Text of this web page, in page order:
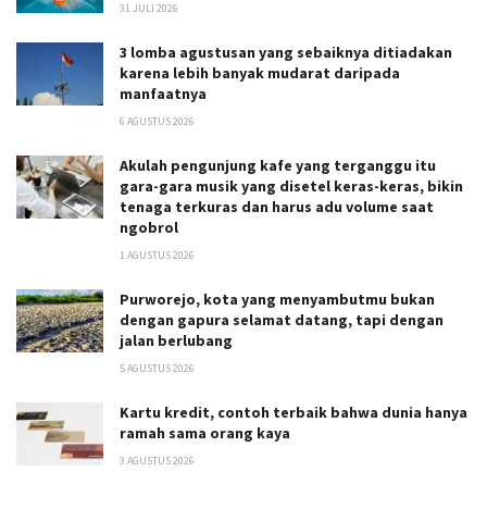
31 JULI 2026
3 lomba agustusan yang sebaiknya ditiadakan
karena lebih banyak mudarat daripada
manfaatnya
6 AGUSTUS 2026
Akulah pengunjung kafe yang terganggu itu
gara-gara musik yang disetel keras-keras, bikin
tenaga terkuras dan harus adu volume saat
ngobrol
1 AGUSTUS 2026
Purworejo, kota yang menyambutmu bukan
dengan gapura selamat datang, tapi dengan
jalan berlubang
5 AGUSTUS 2026
Kartu kredit, contoh terbaik bahwa dunia hanya
ramah sama orang kaya
3 AGUSTUS 2026